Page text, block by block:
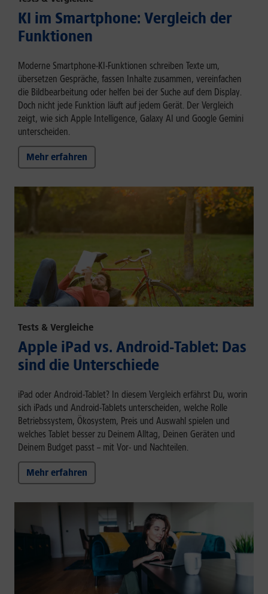
KI im Smartphone: Vergleich der
Funktionen
Moderne Smartphone-KI-Funktionen schreiben Texte um,
übersetzen Gespräche, fassen Inhalte zusammen, vereinfachen
die Bildbearbeitung oder helfen bei der Suche auf dem Display.
Doch nicht jede Funktion läuft auf jedem Gerät. Der Vergleich
zeigt, wie sich Apple Intelligence, Galaxy AI und Google Gemini
unterscheiden.
Mehr erfahren
Tests & Vergleiche
Apple iPad vs. Android-Tablet: Das
sind die Unterschiede
iPad oder Android-Tablet? In diesem Vergleich erfährst Du, worin
sich iPads und Android-Tablets unterscheiden, welche Rolle
Betriebssystem, Ökosystem, Preis und Auswahl spielen und
welches Tablet besser zu Deinem Alltag, Deinen Geräten und
Deinem Budget passt – mit Vor- und Nachteilen.
Mehr erfahren